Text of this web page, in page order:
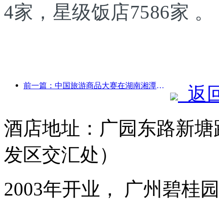
4家，星级饭店7586家 。
前一篇：中国旅游商品大赛在湖南湘潭成功举办
返
酒店地址：广园东路新
发区交汇处）
2003年开业， 广州碧